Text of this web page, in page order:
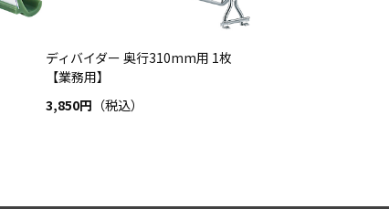
ディバイダー 奥行310mm用 1枚
【業務用】
3,850円 （税込）